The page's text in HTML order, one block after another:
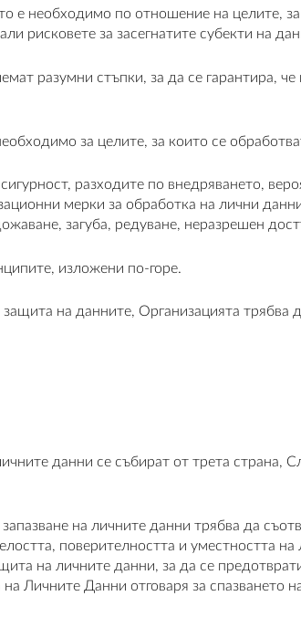
е необходимо по отношение на целите, за
рисковете за засегнатите субекти на
разумни стъпки, за да се гарантира, че
за целите, за които се
разходите по внедряването,
мерки за обработка на лични
загуба, редуване, неразрешен
изложени по-горе.
на данните, Организацията трябва
данни се събират от трета страна,
на личните данни трябва да
поверителността и уместността на
на личните данни, за да се
Личните Данни отговаря за спазването